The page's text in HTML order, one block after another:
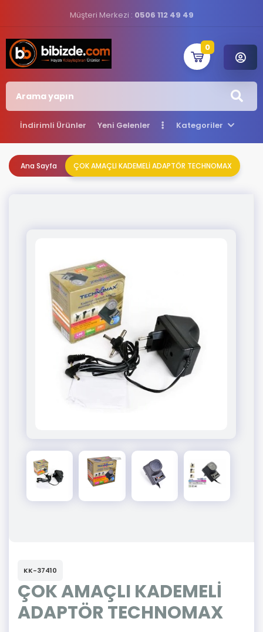
Müşteri Merkezi : 0506 112 49 49
0
İndirimli Ürünler Yeni Gelenler Kategoriler
Ana Sayfa ÇOK AMAÇLI KADEMELİ ADAPTÖR TECHNOMAX
KK-37410
ÇOK AMAÇLI KADEMELİ
ADAPTÖR TECHNOMAX